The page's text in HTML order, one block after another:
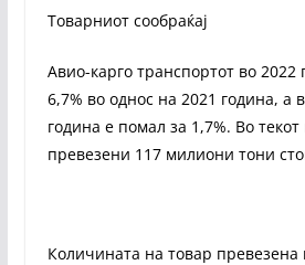
Товарниот сообраќај
Авио-карго транспортот во 2022
6,7% во однос на 2021 година, а
година е помал за 1,7%. Во
превезени 117 милиони тони
Количината на товар превезена